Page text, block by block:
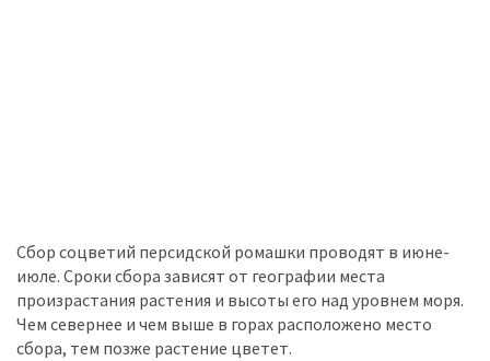
Сбор соцветий персидской ромашки проводят в июне-
июле. Сроки сбора зависят от географии места
произрастания растения и высоты его над уровнем моря.
Чем севернее и чем выше в горах расположено место
сбора, тем позже растение цветет.